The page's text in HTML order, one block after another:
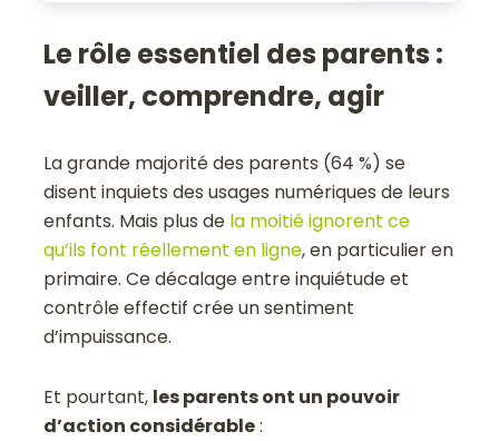
Le rôle essentiel des parents :
veiller, comprendre, agir
La grande majorité des parents (64 %) se
disent inquiets des usages numériques de leurs
enfants. Mais plus de la moitié ignorent ce
qu’ils font réellement en ligne, en particulier en
primaire. Ce décalage entre inquiétude et
contrôle effectif crée un sentiment
d’impuissance.
Et pourtant, les parents ont un pouvoir
d’action considérable: